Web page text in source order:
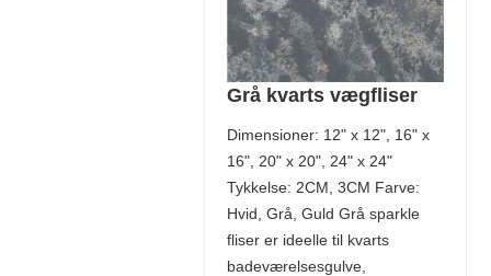
Grå kvarts vægfliser
Dimensioner: 12" x 12", 16" x
16", 20" x 20", 24" x 24"
Tykkelse: 2CM, 3CM Farve:
Hvid, Grå, Guld Grå sparkle
fliser er ideelle til kvarts
badeværelsesgulve,